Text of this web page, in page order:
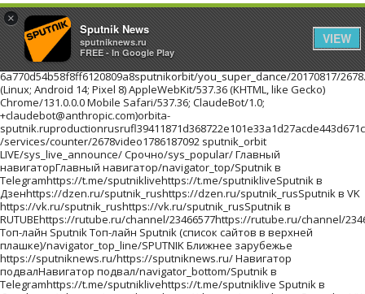
6a770d54b58f8ff6120809a8sputnikorbit/you_super_dance/20170817/2678.html216.73.216.205Mozilla/5.0 (Linux; Android 14; Pixel 8) AppleWebKit/537.36 (KHTML, like Gecko) Chrome/131.0.0.0 Mobile Safari/537.36; ClaudeBot/1.0; +claudebot@anthropic.com)orbita-sputnik.ruproductionrusrufl39411871d368722e101e33a1d27acde443d671c20319ad38201708171//images/https://id.sputniknews.com/images/orbit/110001000030000https://cm.sputniknews.com/chatf4uoHwgT3L1productionhttps://sputniknews.ru.sputniknews.ru4419376 /services/counter/2678video1786187092 sputnik_orbit LIVE/sys_live_announce/ Срочно/sys_popular/ Главный навигаторГлавный навигатор/navigator_top/Sputnik в Telegramhttps://t.me/sputniklivehttps://t.me/sputnikliveSputnik в Дзенhttps://dzen.ru/sputnik_rushttps://dzen.ru/sputnik_rusSputnik в VK https://vk.ru/sputnik_rushttps://vk.ru/sputnik_rusSputnik в RUTUBEhttps://rutube.ru/channel/23466577https://rutube.ru/channel/23466577 Топ-лайн Sputnik Топ-лайн Sputnik (список сайтов в верхней плашке)/navigator_top_line/SPUTNIK Ближнее зарубежье https://sputniknews.ru/https://sputniknews.ru/ Навигатор подвалНавигатор подвал/navigator_bottom/Sputnik в Telegramhttps://t.me/sputniklivehttps://t.me/sputniklive Sputnik в Дзенhttps://dzen.ru/sputnik_rushttps://dzen.ru/sputnik_rus Sputnik в VK https://vk.com/sputnik_rushttps://vk.com/sputnik_rus Sputnik в RUTUBEhttps://rutube.ru/channel/23466577https://rutube.ru/channel/23466577 НавигаторНавигатор нижний футер для Политик и т.п./navigator_policy/Политика конфиденциальности/docs/about/privacy_policy.html/docs/about/privacy_policy.html Политика использования Cookie/docs/about/cookie_policy.html/docs/about/cookie_policy.html Правила применения рекомендательных технологий/docs/about/privacy_policy.html#privacy_policy/docs/about/privacy_policy.html#privacy_policy архивlist_kw1 * list_kw2 * list_kw3/archive/Ты супер! Второй сезон!940551c8665e4018b624a988fd22d95f/projects/20180215/19023.htmlТы супер! Второй сезон!Ты супер! Второй сезон!Ты супер! Второй сезон!ty-super-vtorojj-sezon Ты супер! Второй сезон! ПроектыПроекты/projects/Самую многочисленную группу женщин и детей, спасенных из горячих точек Ближнего Востока, доставят в субботу в Грозный спецрейсом из сирийского Хмеймима, сообщила РИА Новости в пятницу член СПЧ при главе Чечни Хеда Саратова.a7aafa959366b1536e13dc09b87a052e/wfys_2017/20171020/18042.htmlПервый рейс из Сирии доставит в Грозный группу спасенных женщин и детейСамую многочисленную группу женщин и детей, спасенных из горячих точек Ближнего Востока, доставят в субботу в Грозный спецрейсом из сирийского Хмеймима, сообщила РИА Новости в пятницу член СПЧ при главе Чечни Хеда Саратова.pervyjj-rejjs-iz-sirii-dostavit-v-groznyjj-gruppu-spasennykh-zhenshhin-i-detejj WFYS-2017WFYS-2017/wfys_2017/Мужчина с ножом напал на посетителей торгового центра на юго-востоке Польши, сообщает радиостанция RFM FM. Один человек погиб, еще восемь получили ранения.2b27cdb07bc2eb7a71c2b953f1777c13/wfys_2017/20171020/18035.htmlВ Польше мужчина с ножом напал на посетителей торгового центраМужчина с ножом напал на посетителей торгового центра на юго-востоке Польши, сообщает радиостанция RFM FM. Один человек погиб, еще восемь получили ранения.v-polshe-muzhchina-s-nozhom-napal-na-posetitelejj-torgovogo-centra WFYS-2017WFYS-2017/wfys_2017/Около тысячи гостей приглашены на премьеру "Матильды" в Петербурге, которая состоится 23 октября в Мариинском театре, сообщил РИА Новости представитель организатора кинопоказа.e207a4eb8e2cc1ed90f6dace8bc7f266/wfys_2017/20171020/18029.htmlНа премьеру "Матильды" в Петербурге приглашены около тысячи гостейОколо тысячи гостей приглашены на премьеру "Матильды" в Петербурге, которая состоится 23 октября в Мариинском театре, сообщил РИА Новости представитель организатора кинопоказа.na-premeru-matildy-v-peterburge-priglasheny-okolo-tysjachi-gostejj WFYS-2017WFYS-2017/wfys_2017/Правительство Испании на заседании в предстоящую субботу намерено применить статью 155 Конституции страны, предполагающую возможность приостановки автономного статуса Каталонии, заявил испанский премьер Мариано Рахой на пресс-конференции в Брюсселе.67e8a19faa971a455b368320404caeaf/wfys_2017/20171020/18024.htmlМадрид в субботу применит статью Конституции, лишающую Каталонию автономииПравительство Испании на заседании в предстоящую субботу намерено применить статью 155 Конституции страны, предполагающую возможность приостановки автономного статуса Каталонии, заявил испанский премьер Мариано Рахой на пресс-конференции в Брюсселе.madrid-v-subbotu-primenit-statju-konstitucii-lishajushhuju-kataloniju-avtonomii WFYS-2017WFYS-2017/wfys_2017/ архивlist_kw1 * list_kw2 * list_kw3/archive/ Инфографика/sys_infographics/b059c3cfb8f6f2a2bded5da6f13eaae2/20210401/obrazovanie-lidery-strany-byvshee-ussr-1033117848.htmlОбразование лидеров стран бывшего СССРОпыт президента далеко не исчерпывается его образованием, но все же это важный фактор становления личности. Где учились лидеры стран бывшего СССР - в инфографикеobrazovanie-liderov-stran-byvshego-sssrobrazovanie-lidery-strany-byvshee-ussr0/20210401/obrazovanie-lidery-strany-byvshee-ussr-1033117848.htmlИнфографикаНовости и события Таджикистана в формате инфографика/infographics/truetruetrueИнфографикаСмотрите инфографики об актуальных событиях в России, Таджикистане и мире на сайте Sputnik ТаджикистанИнфографикаГде учились лидеры стран бывшего СССРГде учились лидеры стран бывшего СССРИнфографика1034271979sputnik_infographicsSputnik/c79d9d/07e5/04/01/1033116733.png099801497/07e5/04/01/1033116733.png09984631212/07e5/04/01/1033116733.png099810701236/07e5/04/01/1033116733.png09989871320/07e5/04/01/1033116733.png09989041403/07e5/04/01/1033116733.png09988211486/07e5/04/01/1033116733.png09989541353/07e5/04/01/1033116733.png09988731434/07e5/04/01/1033116733.png09986541652/07e5/04/01/1033116733.png099802307/07e5/04/01/1033116733.png/07e5/04/01/1033116733.png/07e5/04/01/1033116733.png/07e5/04/01/1033116733.png0998362971/07e5/04/01/1033116733.png0998390943/07e5/04/01/1033116733.png0998334999/07e5/04/01/1033116733.png09982941039/07e5/04/01/1033116733.png09983101023/07e5/04/01/1033116733.png09981681166/07e5/04/01/1033116733.png0998344989/07e5/04/01/1033116733.png0998411922/07e5/04/01/1033116733.png099801395/07e5/04/01/1033116733.png09981771156/07e5/04/01/1033116733.png0998384949/07e5/04/01/1033116733.png0998359974/07e5/04/01/1033116733.png09981181215/07e5/04/01/1033116733.png0998353980/07e5/04/01/1033116733.png01000396937/07e5/04/01/1033116733.png09983151018/07e5/04/01/1033116733.png0998358975/07e5/04/01/1033116733.png09982921041/07e5/04/01/1033116733.png09983011032/07e5/04/01/1033116733.png09982511082/07e5/04/01/1033116733.png01036373961/07e5/04/01/
×
Sputnik News
sputniknews.ru
FREE - In Google Play
VIEW